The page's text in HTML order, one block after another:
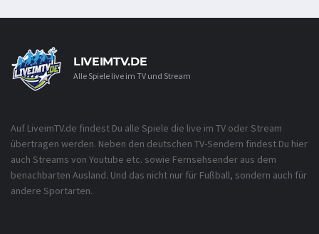
LIVEIMTV.DE
Alle Spiele live im TV und Stream
Auf LiveimTV.de findest Du alle Spiele die live im TV oder Stream
übertragen werden. Neben den deutschen TV-Sendern findest Du hier
auch Streams von Youtube etc. sowie Fernsehsender aus dem
benachbarten Ausland. Und das nicht nur für Fußball, sondern auch für
andere Sportarten.